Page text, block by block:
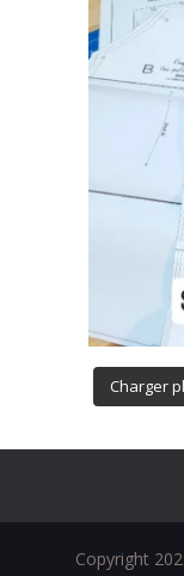
Charger
Copyright